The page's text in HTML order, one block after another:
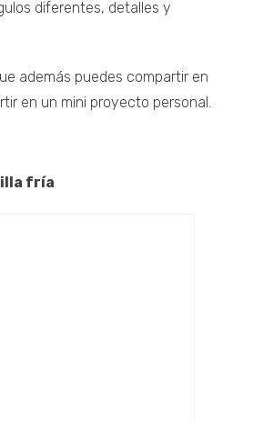
diferentes, detalles y
además puedes compartir en
en un mini proyecto personal.
fría